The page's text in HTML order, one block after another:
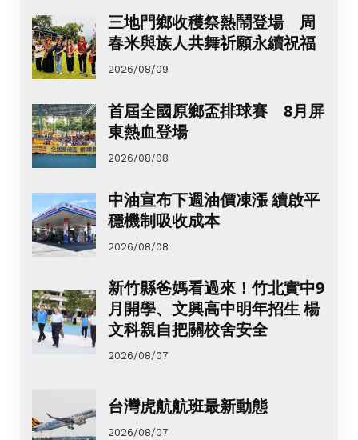
三地門鄉收穫祭熱鬧登場 周
春米與族人共舞祈願永續祝福
2026/08/09
首屆全國原鄉盃排球賽 8月屏
東熱血登場
2026/08/08
中油宣布下週油價凍漲 續啟平
穩機制吸收成本
2026/08/08
新竹縣爸媽看過來！竹北實中9
月開學、文興高中明年招生 楊
文科親自把關校舍安全
2026/08/07
台灣虎航航班最新動態
2026/08/07